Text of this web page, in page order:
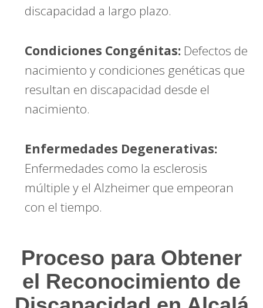
discapacidad a largo plazo.
Condiciones Congénitas: Defectos de
nacimiento y condiciones genéticas que
resultan en discapacidad desde el
nacimiento.
Enfermedades Degenerativas:
Enfermedades como la esclerosis
múltiple y el Alzheimer que empeoran
con el tiempo.
Proceso para Obtener
el Reconocimiento de